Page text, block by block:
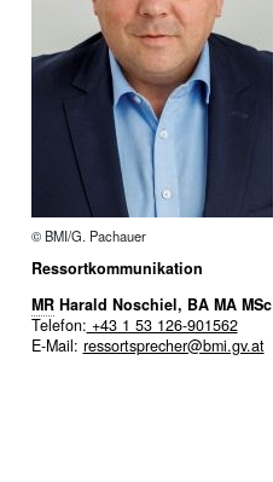
© BMI/G. Pachauer
Ressortkommunikation
MRHarald Noschiel, BA MA MSc
Telefon: +43 1 53 126-901562
E-Mail: ressortsprecher@bmi.gv.at